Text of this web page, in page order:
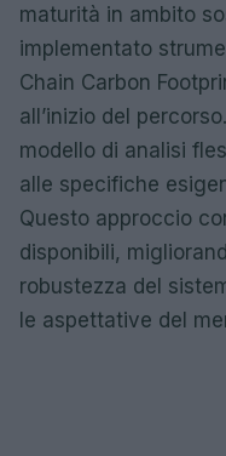
maturità in ambito
implementato
Chain Carbon
all’inizio del
modello di analisi
alle specifiche
Questo approccio
disponibili,
robustezza del
le aspettative del